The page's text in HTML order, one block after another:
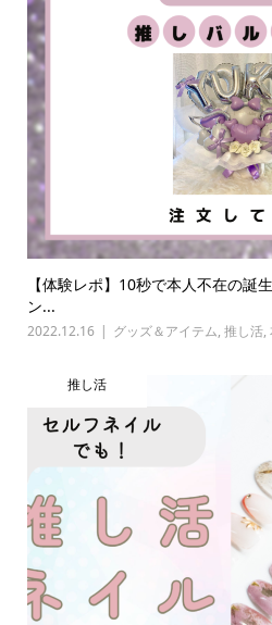
【体験レポ】10秒で本人不在の誕
ン...
2022.12.16 グッズ＆アイテム, 推し活,
推し活